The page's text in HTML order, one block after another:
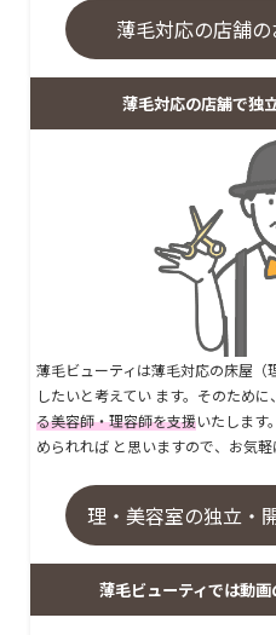
薄毛対応の店舗
薄毛対応の店舗で独
薄毛ビューティは薄毛対応の床屋
したいと考えてい ます。そのために、
る美容師・理容師を支援いたします
められれば と思いますので、お気軽
理・美容室の独立・
薄毛ビューティでは動